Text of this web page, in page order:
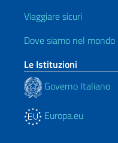
Viaggiare sicuri
Dove siamo nel mondo
Le Istituzioni
Governo Italiano
Europa.eu